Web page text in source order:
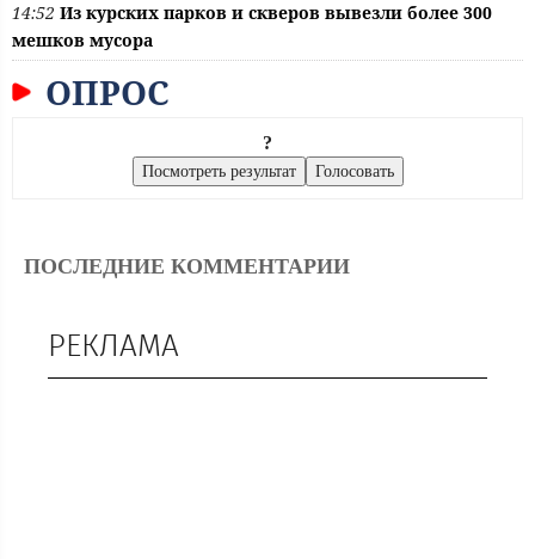
14:52 Из курских парков и скверов вывезли более 300
мешков мусора
ОПРОС
?
ПОСЛЕДНИЕ КОММЕНТАРИИ
РЕКЛАМА